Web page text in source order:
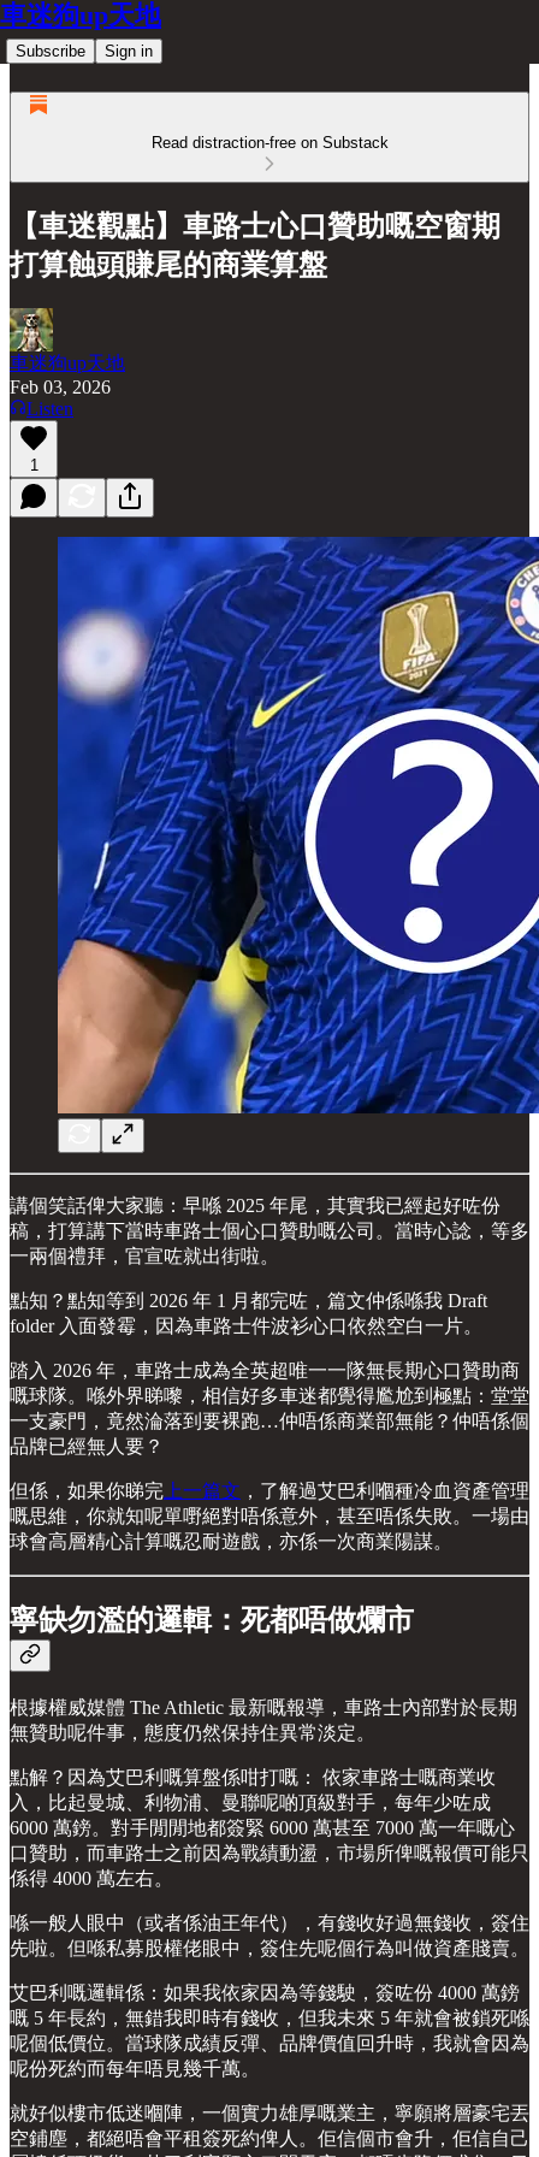
車迷狗up天地
Subscribe Sign in
Read distraction-free on Substack
【車迷觀點】車路士心口贊助嘅空窗期
打算蝕頭賺尾的商業算盤
車迷狗up天地
Feb 03, 2026
Listen
1
講個笑話俾大家聽：早喺 2025 年尾，其實我已經起好咗份
稿，打算講下當時車路士個心口贊助嘅公司。當時心諗，等多
一兩個禮拜，官宣咗就出街啦。
點知？點知等到 2026 年 1 月都完咗，篇文仲係喺我 Draft
folder 入面發霉，因為車路士件波衫心口依然空白一片。
踏入 2026 年，車路士成為全英超唯一一隊無長期心口贊助商
嘅球隊。喺外界睇嚟，相信好多車迷都覺得尷尬到極點：堂堂
一支豪門，竟然淪落到要裸跑…仲唔係商業部無能？仲唔係個
品牌已經無人要？
但係，如果你睇完 上一篇文 ，了解過艾巴利嗰種冷血資產管理
嘅思維，你就知呢單嘢絕對唔係意外，甚至唔係失敗。一場由
球會高層精心計算嘅忍耐遊戲，亦係一次商業陽謀。
寧缺勿濫的邏輯：死都唔做爛市
根據權威媒體 The Athletic 最新嘅報導，車路士內部對於長期
無贊助呢件事，態度仍然保持住異常淡定。
點解？因為艾巴利嘅算盤係咁打嘅： 依家車路士嘅商業收
入，比起曼城、利物浦、曼聯呢啲頂級對手，每年少咗成
6000 萬鎊。對手閒閒地都簽緊 6000 萬甚至 7000 萬一年嘅心
口贊助，而車路士之前因為戰績動盪，市場所俾嘅報價可能只
係得 4000 萬左右。
喺一般人眼中（或者係油王年代），有錢收好過無錢收，簽住
先啦。但喺私募股權佬眼中，簽住先呢個行為叫做資產賤賣。
艾巴利嘅邏輯係：如果我依家因為等錢駛，簽咗份 4000 萬鎊
嘅 5 年長約，無錯我即時有錢收，但我未來 5 年就會被鎖死喺
呢個低價位。當球隊成績反彈、品牌價值回升時，我就會因為
呢份死約而每年唔見幾千萬。
就好似樓市低迷嗰陣，一個實力雄厚嘅業主，寧願將層豪宅丟
空鋪塵，都絕唔會平租簽死約俾人。佢信個市會升，佢信自己